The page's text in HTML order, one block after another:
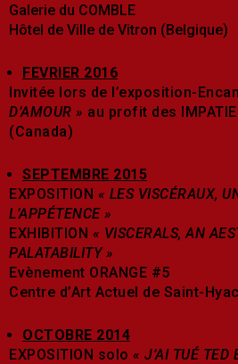
Galerie du COMBLE
Hôtel de Ville de Vitron (Belgique)
FEVRIER 2016
Invitée lors de l’exposition-Encan
D’AMOUR » au profit des
(Canada)
SEPTEMBRE 2015
EXPOSITION « LES VISCÉRAUX,
L’APPÉTENCE »
EXHIBITION « VISCERALS, AN
PALATABILITY »
Evènement ORANGE #5
Centre d’Art Actuel de Saint-
OCTOBRE 2014
EXPOSITION solo « J’AI TUÉ TED